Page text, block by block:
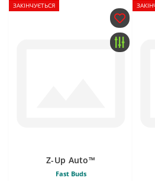
ЗАКІНЧУЄТЬСЯ
Z-Up Auto™
Fast Buds